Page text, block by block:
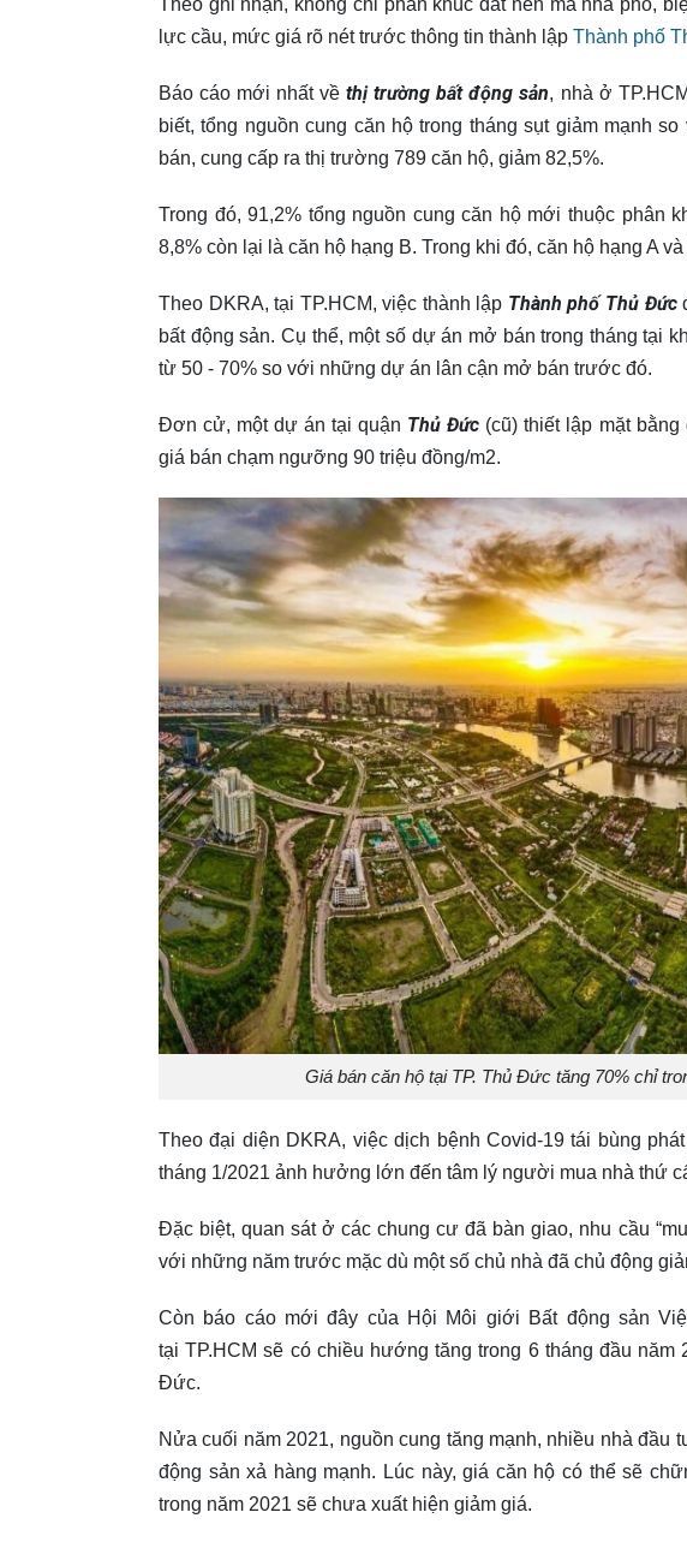
Theo ghi nhận, không chỉ phân khúc đất nền mà nhà phố,
lực cầu, mức giá rõ nét trước thông tin thành lập Thành phố
Báo cáo mới nhất về thị trường bất động sản, nhà ở
biết, tổng nguồn cung căn hộ trong tháng sụt giảm mạnh
bán, cung cấp ra thị trường 789 căn hộ, giảm 82,5%.
Trong đó, 91,2% tổng nguồn cung căn hộ mới thuộc phân
8,8% còn lại là căn hộ hạng B. Trong khi đó, căn hộ hạng A
Theo DKRA, tại TP.HCM, việc thành lập Thành phố Thủ Đức
bất động sản. Cụ thể, một số dự án mở bán trong tháng tại
từ 50 - 70% so với những dự án lân cận mở bán trước đó.
Đơn cử, một dự án tại quận Thủ Đức (cũ) thiết lập mặt
giá bán chạm ngưỡng 90 triệu đồng/m2.
Giá bán căn hộ tại TP. Thủ Đức tăng 70% chỉ
Theo đại diện DKRA, việc dịch bệnh Covid-19 tái bùng
tháng 1/2021 ảnh hưởng lớn đến tâm lý người mua nhà thứ
Đặc biệt, quan sát ở các chung cư đã bàn giao, nhu cầu
với những năm trước mặc dù một số chủ nhà đã chủ động
Còn báo cáo mới đây của Hội Môi giới Bất động sản
tại TP.HCM sẽ có chiều hướng tăng trong 6 tháng đầu
Đức.
Nửa cuối năm 2021, nguồn cung tăng mạnh, nhiều nhà
động sản xả hàng mạnh. Lúc này, giá căn hộ có thể sẽ
trong năm 2021 sẽ chưa xuất hiện giảm giá.